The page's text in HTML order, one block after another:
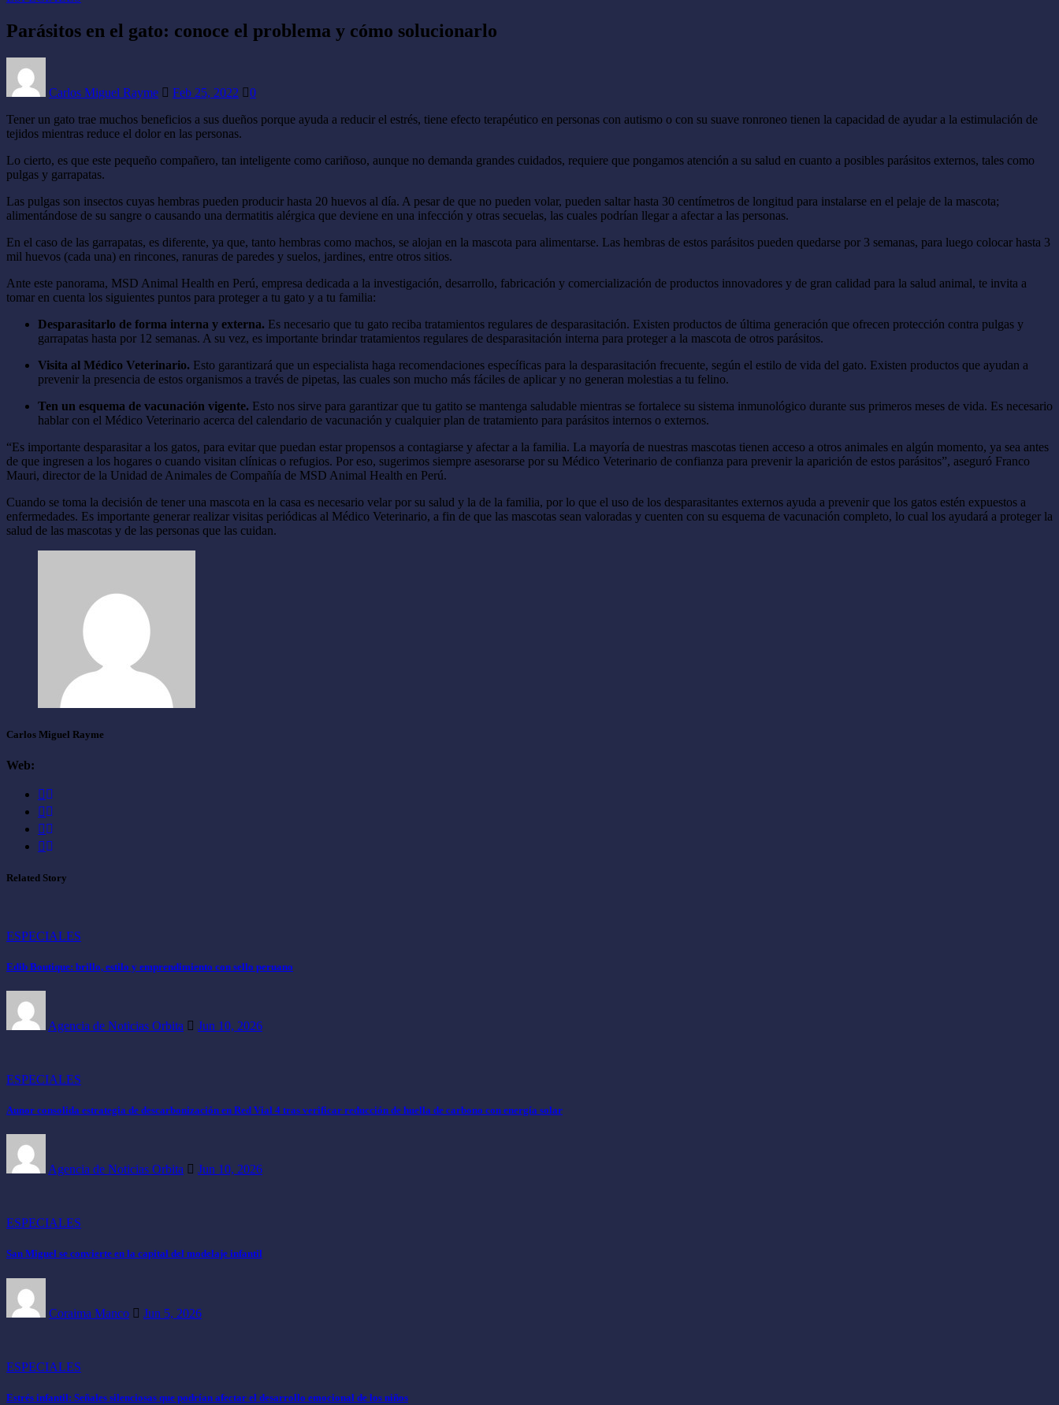
Parásitos en el gato: conoce el problema y cómo solucionarlo
Carlos Miguel Rayme Feb 25, 2022
0
Tener un gato trae muchos beneficios a sus dueños porque ayuda a reducir el estrés, tiene efecto terapéutico en personas con autismo o con su suave ronroneo tienen la capacidad de ayudar a la estimulación de
tejidos mientras reduce el dolor en las personas.
Lo cierto, es que este pequeño compañero, tan inteligente como cariñoso, aunque no demanda grandes cuidados, requiere que pongamos atención a su salud en cuanto a posibles parásitos externos, tales como
pulgas y garrapatas.
Las pulgas son insectos cuyas hembras pueden producir hasta 20 huevos al día. A pesar de que no pueden volar, pueden saltar hasta 30 centímetros de longitud para instalarse en el pelaje de la mascota;
alimentándose de su sangre o causando una dermatitis alérgica que deviene en una infección y otras secuelas, las cuales podrían llegar a afectar a las personas.
En el caso de las garrapatas, es diferente, ya que, tanto hembras como machos, se alojan en la mascota para alimentarse. Las hembras de estos parásitos pueden quedarse por 3 semanas, para luego colocar hasta 3
mil huevos (cada una) en rincones, ranuras de paredes y suelos, jardines, entre otros sitios.
Ante este panorama, MSD Animal Health en Perú, empresa dedicada a la investigación, desarrollo, fabricación y comercialización de productos innovadores y de gran calidad para la salud animal, te invita a
tomar en cuenta los siguientes puntos para proteger a tu gato y a tu familia:
Desparasitarlo de forma interna y externa. Es necesario que tu gato reciba tratamientos regulares de desparasitación. Existen productos de última generación que ofrecen protección contra pulgas y
garrapatas hasta por 12 semanas. A su vez, es importante brindar tratamientos regulares de desparasitación interna para proteger a la mascota de otros parásitos.
Visita al Médico Veterinario. Esto garantizará que un especialista haga recomendaciones específicas para la desparasitación frecuente, según el estilo de vida del gato. Existen productos que ayudan a
prevenir la presencia de estos organismos a través de pipetas, las cuales son mucho más fáciles de aplicar y no generan molestias a tu felino.
Ten un esquema de vacunación vigente. Esto nos sirve para garantizar que tu gatito se mantenga saludable mientras se fortalece su sistema inmunológico durante sus primeros meses de vida. Es necesario
hablar con el Médico Veterinario acerca del calendario de vacunación y cualquier plan de tratamiento para parásitos internos o externos.
“Es importante desparasitar a los gatos, para evitar que puedan estar propensos a contagiarse y afectar a la familia. La mayoría de nuestras mascotas tienen acceso a otros animales en algún momento, ya sea antes
de que ingresen a los hogares o cuando visitan clínicas o refugios. Por eso, sugerimos siempre asesorarse por su Médico Veterinario de confianza para prevenir la aparición de estos parásitos”, aseguró Franco
Mauri, director de la Unidad de Animales de Compañía de MSD Animal Health en Perú.
Cuando se toma la decisión de tener una mascota en la casa es necesario velar por su salud y la de la familia, por lo que el uso de los desparasitantes externos ayuda a prevenir que los gatos estén expuestos a
enfermedades. Es importante generar realizar visitas periódicas al Médico Veterinario, a fin de que las mascotas sean valoradas y cuenten con su esquema de vacunación completo, lo cual los ayudará a proteger la
salud de las mascotas y de las personas que las cuidan.
Carlos Miguel Rayme
Web:
Related Story
ESPECIALES
Edib Boutique: brillo, estilo y emprendimiento con sello peruano
Agencia de Noticias Orbita Jun 10, 2026
ESPECIALES
Aunor consolida estrategia de descarbonización en Red Vial 4 tras verificar reducción de huella de carbono con energía solar
Agencia de Noticias Orbita Jun 10, 2026
ESPECIALES
San Miguel se convierte en la capital del modelaje infantil
Coraima Manco Jun 5, 2026
ESPECIALES
Estrés infantil: Señales silenciosas que podrían afectar el desarrollo emocional de los niños